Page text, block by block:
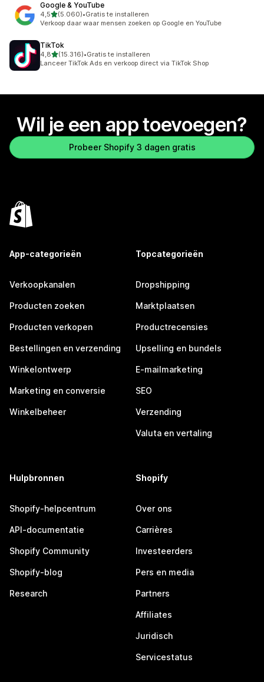
Google & YouTube
4,5van 5 sterren
(5.060)
5060 recensies in totaal
•Gratis te installeren
Verkoop daar waar mensen zoeken op Google en YouTube
TikTok
4,8van 5 sterren
(15.316)
15316 recensies in totaal
•Gratis te installeren
Lanceer TikTok Ads en verkoop direct via TikTok Shop
Wil je een app toevoegen?
Probeer Shopify 3 dagen gratis
App-categorieën
Verkoopkanalen
Producten zoeken
Producten verkopen
Bestellingen en verzending
Winkelontwerp
Marketing en conversie
Winkelbeheer
Topcategorieën
Dropshipping
Marktplaatsen
Productrecensies
Upselling en bundels
E-mailmarketing
SEO
Verzending
Valuta en vertaling
Hulpbronnen
Shopify-helpcentrum
API-documentatie
Shopify Community
Shopify-blog
Research
Shopify
Over ons
Carrières
Investeerders
Pers en media
Partners
Affiliates
Juridisch
Servicestatus